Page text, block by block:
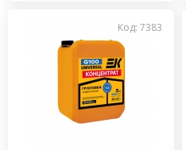
Код: 7383